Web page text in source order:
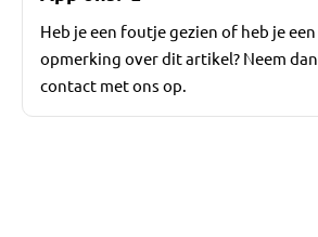
Heb je een foutje gezien of heb je een
opmerking over dit artikel? Neem dan
contact met ons op.